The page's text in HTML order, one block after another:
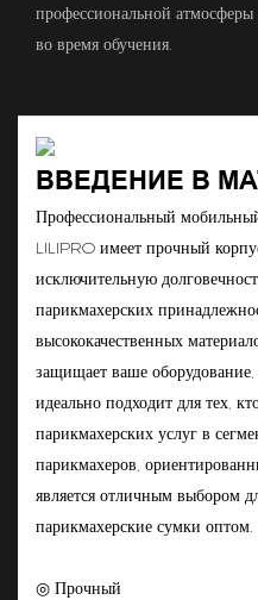
профессиональной атмосферы
во время обучения.
ВВЕДЕНИЕ В
Профессиональный
LILIPRO имеет прочный
исключительную
парикмахерских
высококачественных
защищает ваше
идеально подходит для тех,
парикмахерских услуг в
парикмахеров,
является отличным выбором
парикмахерские сумки оптом.
◎ Прочный